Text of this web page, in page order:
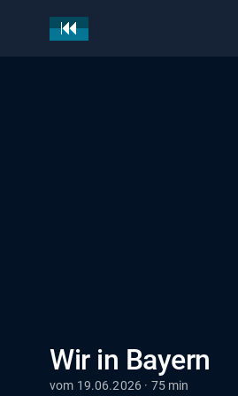
Wir in Bayern
vom 19.06.2026 · 75 min